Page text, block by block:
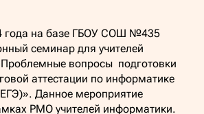
года на базе ГБОУ СОШ №435
семинар для учителей
вопросы подготовки
аттестации по информатике
Данное мероприятие
РМО учителей информатики.